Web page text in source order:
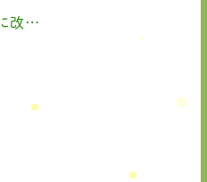
二重アゴと喉のたるみを簡単に改善したいなら